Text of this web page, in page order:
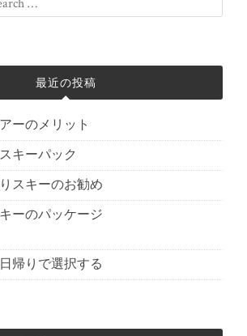
最近の投稿
ーのメリット
キーパック
スキーのお勧め
ーのパッケージ
帰りで選択する